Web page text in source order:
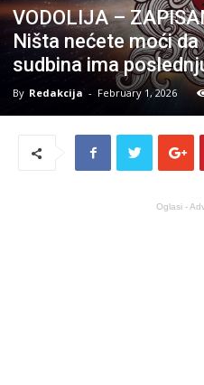
VODOLIJA –
Ništa nećete moći
sudbina ima
By Redakcija - February 1, 2026
Oglasi -